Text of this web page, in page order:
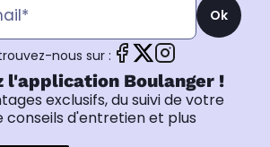
Ok
nous sur :
l'application Boulanger !
exclusifs, du suivi de votre
conseils d'entretien et plus